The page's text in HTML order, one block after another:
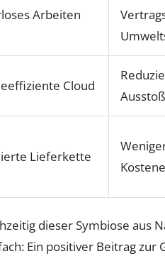
Arbeiten
Cloud
Ausstoß
Lieferkette
dieser Symbiose aus
Ein positiver Beitrag zur